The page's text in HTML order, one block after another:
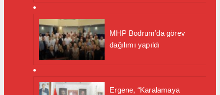
MHP Bodrum’da görev
dağılımı yapıldı
Ergene, “Karalamaya